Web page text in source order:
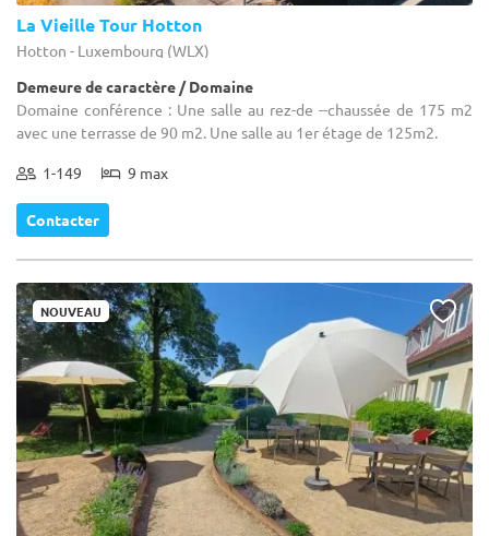
La Vieille Tour Hotton
Hotton - Luxembourg (WLX)
Demeure de caractère / Domaine
Domaine conférence : Une salle au rez-de --chaussée de 175 m2
avec une terrasse de 90 m2. Une salle au 1er étage de 125m2.
1-149 9 max
Contacter
NOUVEAU